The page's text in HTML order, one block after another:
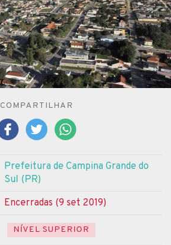
COMPARTILHAR
Prefeitura de Campina Grande do
Sul (PR)
Encerradas (9 set 2019)
NÍVEL SUPERIOR